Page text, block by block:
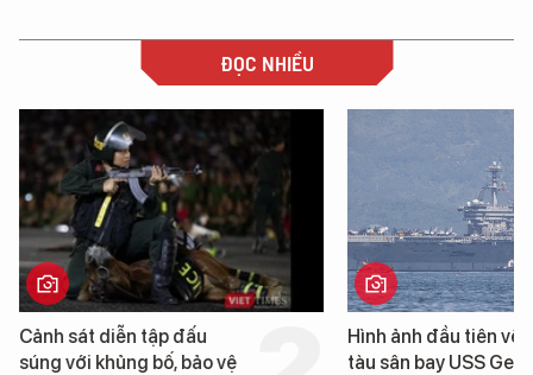
ĐỌC NHIỀU
Hình ảnh đầu tiên về siêu
tàu sân bay USS George
Cận cảnh
tống tàu sân